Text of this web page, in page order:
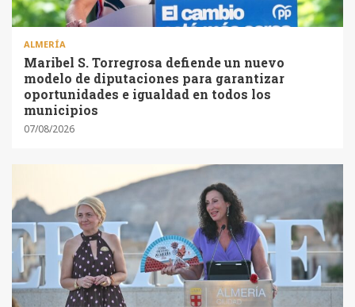
ALMERÍA
Maribel S. Torregrosa defiende un nuevo
modelo de diputaciones para garantizar
oportunidades e igualdad en todos los
municipios
07/08/2026